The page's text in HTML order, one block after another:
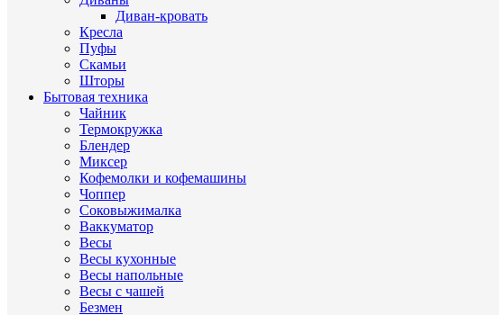
Диван-кровать
Кресла
Пуфы
Скамьи
Шторы
Бытовая техника
Чайник
Термокружка
Блендер
Миксер
Кофемолки и кофемашины
Чоппер
Соковыжималка
Ваккуматор
Весы
Весы кухонные
Весы напольные
Весы с чашей
Безмен